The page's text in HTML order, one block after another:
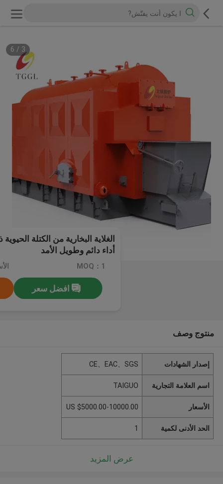
3
/
6
الغلاية البخارية من الكتلة
أداء دائم وطويل الأمد
MOQ：1
افضل سعر
منتوج وصف
إصدار الشهادات CE、EAC、SGS
اسم العلامة التجارية TAIGUO
الأسعار US $5000.00-10000.00
الحد الأدنى لكمية 1
عرض المزيد